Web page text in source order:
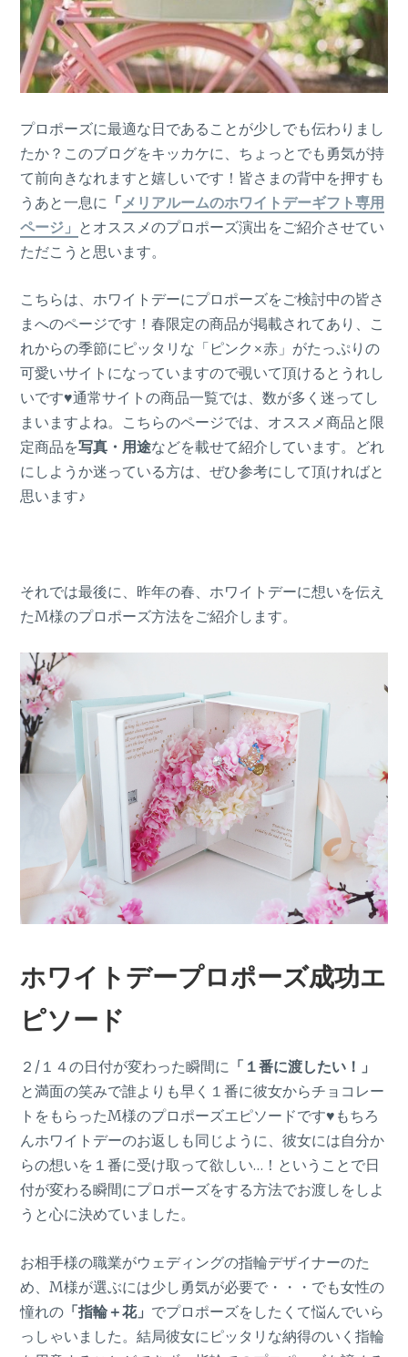
プロポーズに最適な日であることが少しでも伝わりまし
たか？このブログをキッカケに、ちょっとでも勇気が持
て前向きなれますと嬉しいです！皆さまの背中を押すも
うあと一息に 「 メリアルームのホワイトデーギフト専用
ページ」 とオススメのプロポーズ演出をご紹介させてい
ただこうと思います。
こちらは、ホワイトデーにプロポーズをご検討中の皆さ
まへのページです！春限定の商品が掲載されてあり、こ
れからの季節にピッタリな「ピンク×赤」がたっぷりの
可愛いサイトになっていますので覗いて頂けるとうれし
いです♥通常サイトの商品一覧では、数が多く迷ってし
まいますよね。こちらのページでは、オススメ商品と限
定商品を写真・用途などを載せて紹介しています。どれ
にしようか迷っている方は、ぜひ参考にして頂ければと
思います♪
それでは最後に、昨年の春、ホワイトデーに想いを伝え
たM様のプロポーズ方法をご紹介します。
ホワイトデープロポーズ成功エ
ピソード
２/１４の日付が変わった瞬間に 「１番に渡したい！」
と満面の笑みで誰よりも早く１番に彼女からチョコレー
トをもらったM様のプロポーズエピソードです♥もちろ
んホワイトデーのお返しも同じように、彼女には自分か
らの想いを１番に受け取って欲しい…！ということで日
付が変わる瞬間にプロポーズをする方法でお渡しをしよ
うと心に決めていました。
お相手様の職業がウェディングの指輪デザイナーのた
め、M様が選ぶには少し勇気が必要で・・・でも女性の
憧れの 「指輪＋花」 でプロポーズをしたくて悩んでいら
っしゃいました。結局彼女にピッタリな納得のいく指輪